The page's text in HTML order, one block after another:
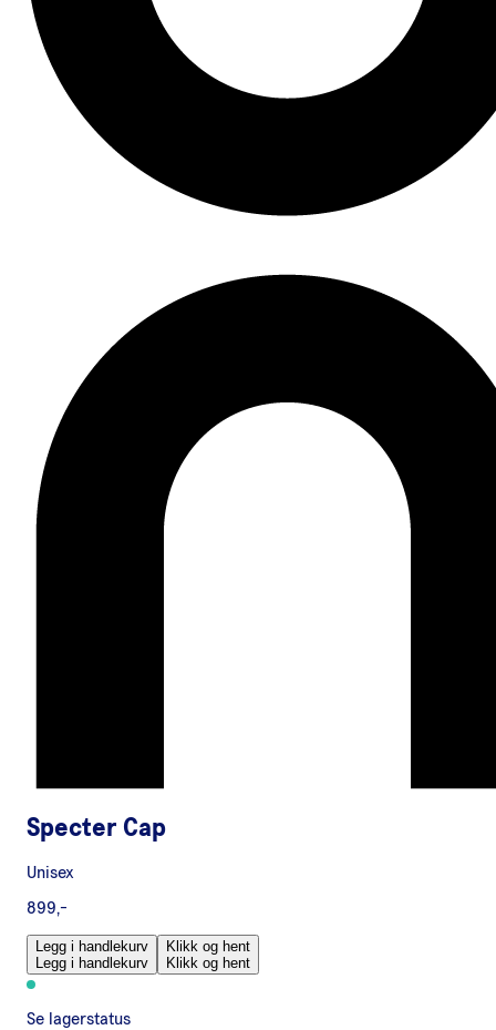
Specter Cap
Unisex
899,-
Legg i handlekurv
Legg i handlekurv
Klikk og hent
Klikk og hent
Se lagerstatus